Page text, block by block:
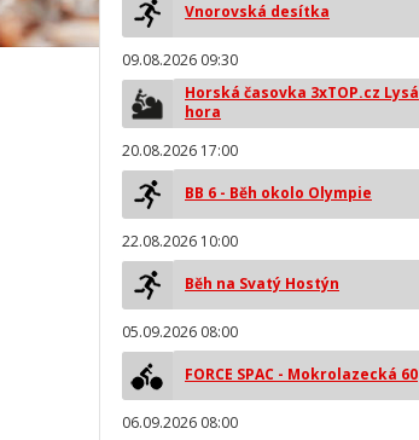
Vnorovská desítka
09.08.2026 09:30
Horská časovka 3xTOP.cz Lysá
hora
20.08.2026 17:00
BB 6 - Běh okolo Olympie
22.08.2026 10:00
Běh na Svatý Hostýn
05.09.2026 08:00
FORCE SPAC - Mokrolazecká 60
06.09.2026 08:00